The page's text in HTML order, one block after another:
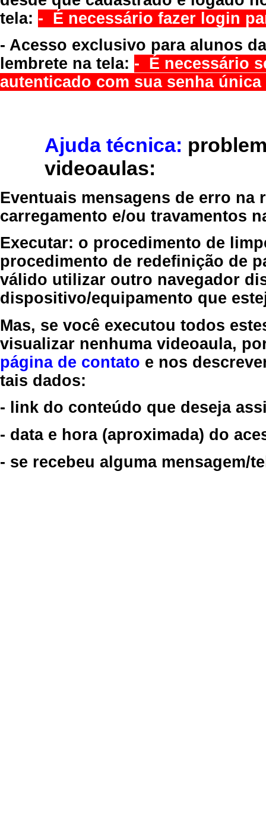
tela: - É necessário fazer login
- Acesso exclusivo para alunos
lembrete na tela: - É necessário
autenticado com sua senha
Ajuda técnica:
videoaulas:
Eventuais mensagens de erro
carregamento e/ou travamentos
Executar: o procedimento de
procedimento de redefinição de
válido utilizar outro navegador
dispositivo/equipamento que
Mas, se você executou todos
visualizar nenhuma videoaula,
página de contato e nos
tais dados:
- link do conteúdo que deseja
- data e hora (aproximada) do
- se recebeu alguma mensagem/